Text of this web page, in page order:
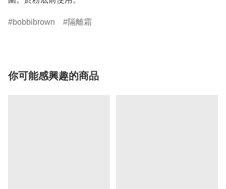
bobbibrown 隔離霜
你可能感興趣的商品